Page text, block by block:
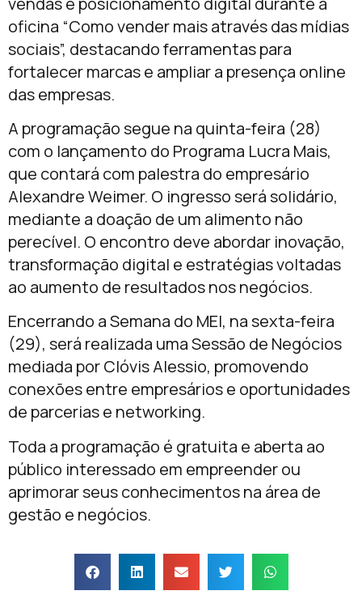
oficina “Como vender mais através das mídias
sociais”, destacando ferramentas para
fortalecer marcas e ampliar a presença online
das empresas.
A programação segue na quinta-feira (28)
com o lançamento do Programa Lucra Mais,
que contará com palestra do empresário
Alexandre Weimer. O ingresso será solidário,
mediante a doação de um alimento não
perecível. O encontro deve abordar inovação,
transformação digital e estratégias voltadas
ao aumento de resultados nos negócios.
Encerrando a Semana do MEI, na sexta-feira
(29), será realizada uma Sessão de Negócios
mediada porClóvis Alessio, promovendo
conexões entre empresários e oportunidades
de parcerias e networking.
Toda a programação é gratuita e aberta ao
público interessado em empreender ou
aprimorar seus conhecimentos na área de
gestão e negócios.